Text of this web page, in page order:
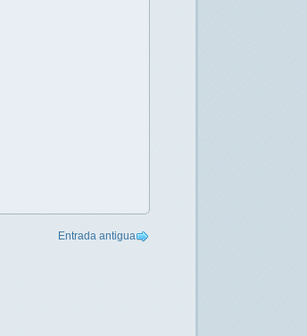
Entrada antigua